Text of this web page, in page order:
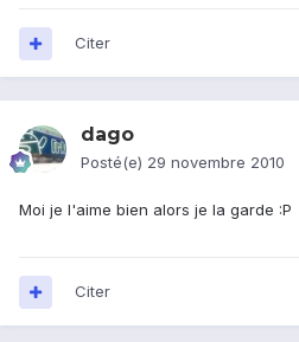
Citer
dago
Posté(e) 29 novembre 2010
Moi je l'aime bien alors je la garde :P
Citer